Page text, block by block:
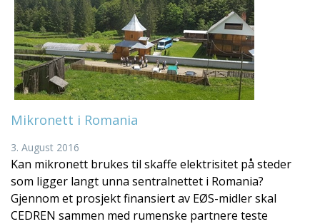
Mikronett i Romania
3. August 2016
Kan mikronett brukes til skaffe elektrisitet på steder
som ligger langt unna sentralnettet i Romania?
Gjennom et prosjekt finansiert av EØS-midler skal
CEDREN sammen med rumenske partnere teste